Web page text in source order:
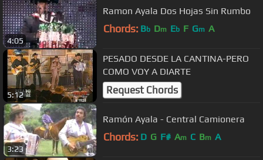
4:05
Ramon Ayala Dos Hojas Sin Rumbo
Chords: Bb Dm Eb F Gm A
5:12
PESADO DESDE LA CANTINA-PERO
COMO VOY A DIARTE
Request Chords
3:23
Ramón Ayala - Central Camionera
Chords: D G F# Am C Bm A